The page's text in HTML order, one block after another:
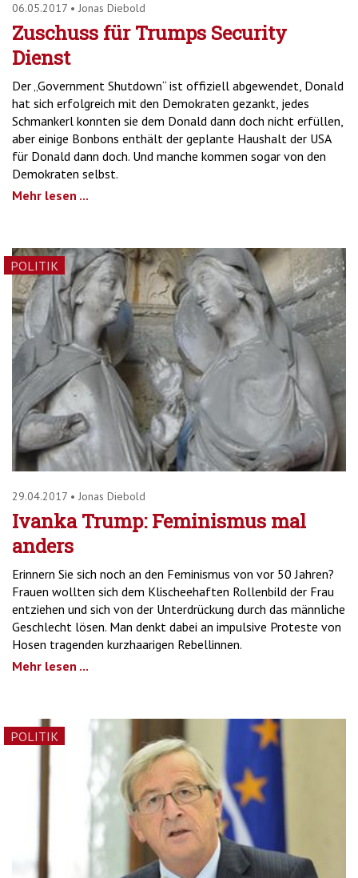
06.05.2017 • Jonas Diebold
Zuschuss für Trumps Security
Dienst
Der „Government Shutdown“ ist offiziell abgewendet, Donald
hat sich erfolgreich mit den Demokraten gezankt, jedes
Schmankerl konnten sie dem Donald dann doch nicht erfüllen,
aber einige Bonbons enthält der geplante Haushalt der USA
für Donald dann doch. Und manche kommen sogar von den
Demokraten selbst.
Mehr lesen ...
POLITIK
29.04.2017 • Jonas Diebold
Ivanka Trump: Feminismus mal
anders
Erinnern Sie sich noch an den Feminismus von vor 50 Jahren?
Frauen wollten sich dem Klischeehaften Rollenbild der Frau
entziehen und sich von der Unterdrückung durch das männliche
Geschlecht lösen. Man denkt dabei an impulsive Proteste von
Hosen tragenden kurzhaarigen Rebellinnen.
Mehr lesen ...
POLITIK